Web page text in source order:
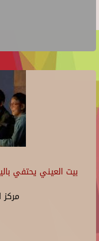
بيت العيني يحتفي
مركز